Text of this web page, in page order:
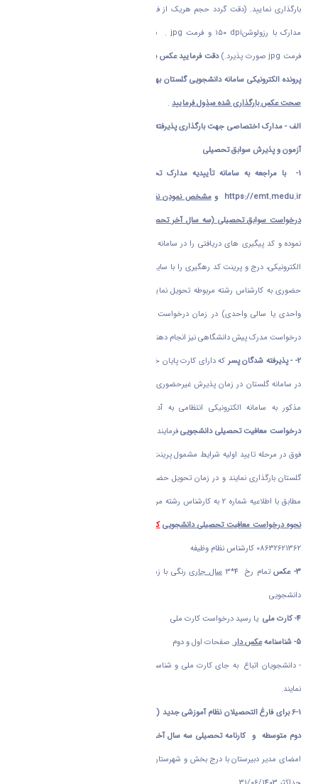
بارگذاری نمایید. (دقت گردد حجم هریک از فایلهای دانلودی از
مدارک با رزولوشنdpi ۱۵۰ و فرمت jpg. بارگذاری عکس ۴×۳ با رزولوشن
فرمت jpgصورت پذیرد.)دقت فرمایید عکس بارگذاری شده جهت صدور کارت دانشجویی و
پرونده الکترونیکی سامانه دانشجویی گلستان بهره برداری دارد لذا
صحت عکس بارگذاری شده مبذول فرمایید .
الف - مدارک اختصاصی جهت بارگذاری پذیرفته شدگان مقاطع کاردانی و کارشناسی
آزمون و پذیرش سوابق تحصیلی
1- با مراجعه به سامانه تأییدیه مدارک تحصیلی وزارت آموزش و پرورش به آدرس
https://emt.medu.ir ومشخص نمودن نظام آموزشی نسبت به ثبت درخواست ارسال
درخواست سوابق تحصیلی (سه سال آخر تحصیل دوره متوسطه
نموده و کد پیگیری های دریافتی را در سامانه ثبت نامی گلستان دانشگاه اراک در ثبت نام
حضوری به کارشناس رشته مربوطه تحویل نمایید . دارندگان دیپلم شاخه نظری (نظام ترمی
واحدی یا سالی واحدی) در زمان درخواست ، علاوه بر مدرک دیپلم مراحل فوق را برای
درخواست مدرک پیش دانشگاهی نیز انجام دهند .
2-
- پذیرفته شدگان پسر که دارای کارت پایان خدمت یا معافیت دائم می باشند کارت خود را
در سامانه گلستان در زمان پذیرش غیرحضوری بارگذاری نمایند و در صورت نداشتن مدارک
مذکور به سامانه الکترونیکی انتظامی به آدرس
درخواست معافیت تحصیلی دانشجوییفرمایند و پس از واریز هزینه مربوطه از طریق سامانه
فوق در مرحله تایید اولیه شرایط مشمول پرینت مربوطه را در پذیرش غیرحضوری در سامانه
گلستان بارگذاری نمایند و در زمان تحویل حضوری مدارک به عنوان یکی از مدارک ثبت نام
مطابق با اطلاعیه شماره 2 به کارشناس رشته مربوطه تحویل نمایند جهت توضیحات بیشتر و
نحوه درخواست معافیت تحصیلی دانشجویی کلیک
08632621362 کارشناس نظام وظیفه
3- عکس
تمام رخ 4*3 سال جاریرنگی با زمینه سفید بدون عینک و متناسب با شئونات
دانشجویی
4- کارت ملی
یا رسید درخواست کارت ملی
5- شناسنامه
عکس دار صفحات اول و دوم
- دانشجویان اتباع به جای کارت ملی و شناسنامه ، مدارک اقامتی و هویتی خود را اسکن
نمایند.
6-1
دوم متوسطه و کارنامه تحصیلی سه سال آخر دبیرستان (پایه دهم تا دوازدهم )
امضای مدیر دبیرستان با درج بخش و شهرستان محل اخذ مدرک و با تاریخ فارغ التحصیلی